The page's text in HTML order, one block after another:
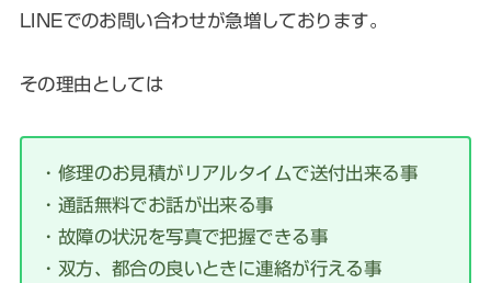
LINEでのお問い合わせが急増しております。
その理由としては
・修理のお見積がリアルタイムで送付出来る事
・通話無料でお話が出来る事
・故障の状況を写真で把握できる事
・双方、都合の良いときに連絡が行える事